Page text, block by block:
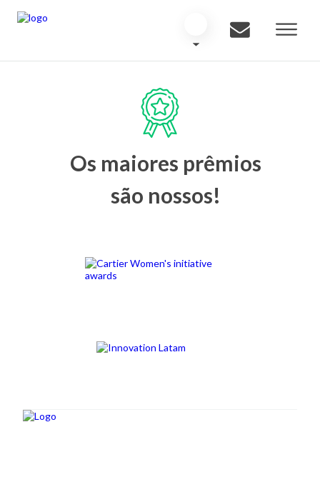
Os maiores prêmios
são nossos!